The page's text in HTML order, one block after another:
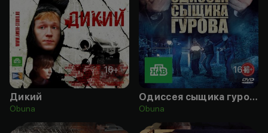
16+
Дикий
Obuna
16+
Одиссея сыщика гурова
Obuna